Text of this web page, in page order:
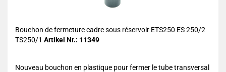
Bouchon de fermeture cadre sous réservoir ETS250 ES 250/2
TS250/1 Artikel Nr.: 11349
Nouveau bouchon en plastique pour fermer le tube transversal